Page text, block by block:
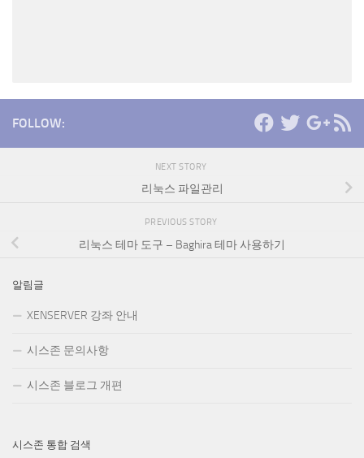
FOLLOW:
NEXT STORY
리눅스 파일관리
PREVIOUS STORY
리눅스 테마 도구 – Baghira 테마 사용하기
알림글
XENSERVER 강좌 안내
시스존 문의사항
시스존 블로그 개편
시스존 통합 검색